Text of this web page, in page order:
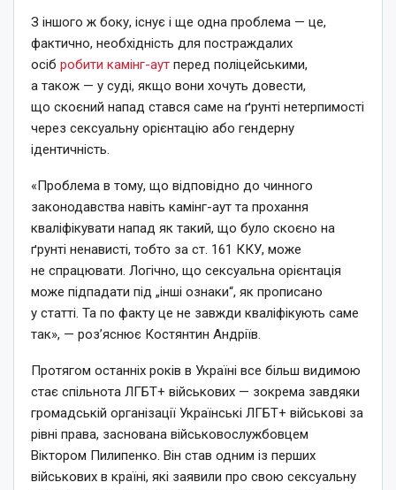
З іншого ж боку, існує і ще одна проблема — це,
фактично, необхідність для постраждалих
осіб робити камінг-аут перед поліцейськими,
а також — у суді, якщо вони хочуть довести,
що скоєний напад стався саме на ґрунті нетерпимості
через сексуальну орієнтацію або гендерну
ідентичність.
«Проблема в тому, що відповідно до чинного
законодавства навіть камінг-аут та прохання
кваліфікувати напад як такий, що було скоєно на
ґрунті ненависті, тобто за ст. 161 ККУ, може
не спрацювати. Логічно, що сексуальна орієнтація
може підпадати під „інші ознаки“, як прописано
у статті. Та по факту це не завжди кваліфікують саме
так», — роз’яснює Костянтин Андріїв.
Протягом останніх років в Україні все більш видимою
стає спільнота ЛГБТ+ військових — зокрема завдяки
громадській організації Українські ЛГБТ+ військові за
рівні права, заснована військовослужбовцем
Віктором Пилипенко. Він став одним із перших
військових в країні, які заявили про свою сексуальну